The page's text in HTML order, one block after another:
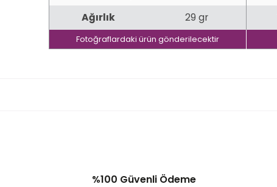
Ağırlık
29 gr
Fotoğraflardaki ürün gönderilecektir
%100 Güvenli Ödeme